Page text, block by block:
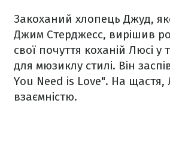
Закоханий хлопець Джуд,
Джим Стерджесс, вирішив
свої почуття коханій Люсі у
для мюзиклу стилі. Він
You Need is Love". На щастя,
взаємністю.